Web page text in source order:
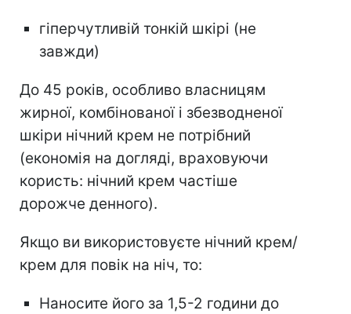
гіперчутливій тонкій шкірі (не
завжди)
До 45 років, особливо власницям
жирної, комбінованої і збезводненої
шкіри нічний крем не потрібний
(економія на догляді, враховуючи
користь: нічний крем частіше
дорожче денного).
Якщо ви використовуєте нічний крем/
крем для повік на ніч, то:
Наносите його за 1,5-2 години до